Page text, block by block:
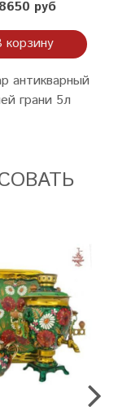
руб
корзину
антикварный
грани 5л